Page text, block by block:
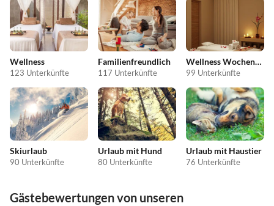
Wellness
123 Unterkünfte
Familienfreundlich
117 Unterkünfte
Wellness Wochenende
99 Unterkünfte
Skiurlaub
90 Unterkünfte
Urlaub mit Hund
80 Unterkünfte
Urlaub mit Haustier
76 Unterkünfte
Gästebewertungen von unseren